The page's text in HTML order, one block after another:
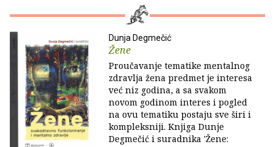
Dunja Degmečić
Žene
Proučavanje tematike mentalnog
zdravlja žena predmet je interesa
već niz godina, a sa svakom
novom godinom interes i pogled
na ovu tematiku postaju sve širi i
kompleksniji. Knjiga Dunje
Degmečić i suradnika 'Žene: